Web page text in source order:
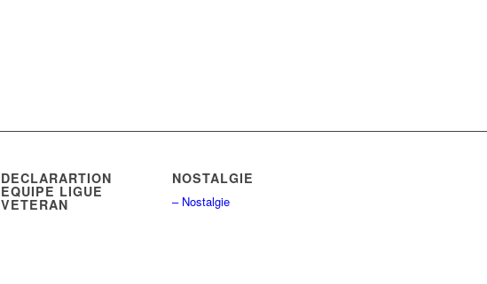
DECLARARTION
EQUIPE LIGUE
VETERAN
NOSTALGIE
– Nostalgie